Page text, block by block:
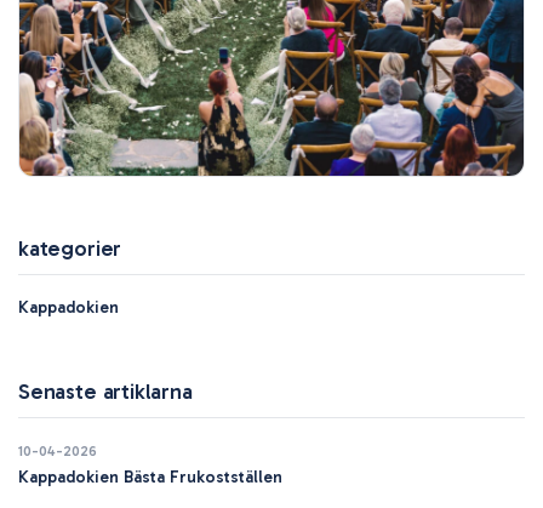
kategorier
Kappadokien
Senaste artiklarna
10-04-2026
Kappadokien Bästa Frukostställen